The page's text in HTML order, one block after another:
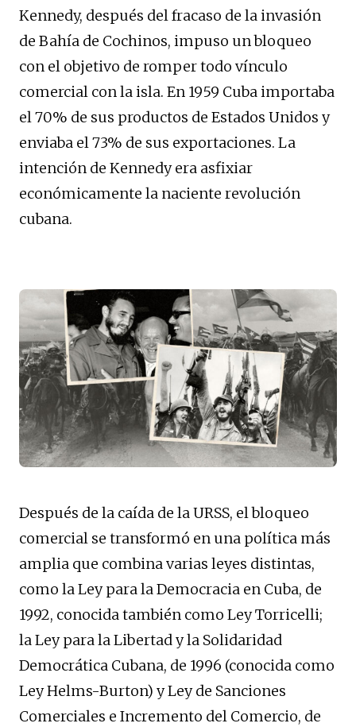
Kennedy, después del fracaso de la invasión
de Bahía de Cochinos, impuso un bloqueo
con el objetivo de romper todo vínculo
comercial con la isla. En 1959 Cuba importaba
el 70% de sus productos de Estados Unidos y
enviaba el 73% de sus exportaciones. La
intención de Kennedy era asfixiar
económicamente la naciente revolución
cubana.
Después de la caída de la URSS, el bloqueo
comercial se transformó en una política más
amplia que combina varias leyes distintas,
como la Ley para la Democracia en Cuba, de
1992, conocida también como Ley Torricelli;
la Ley para la Libertad y la Solidaridad
Democrática Cubana, de 1996 (conocida como
Ley Helms-Burton) y Ley de Sanciones
Comerciales e Incremento del Comercio, de